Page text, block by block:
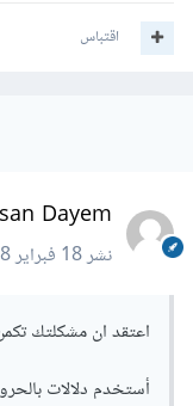
اقتباس
Dayem
نشر18 فبراير 2018
اعتقد ان مشكلتك
أستخدم دلالات